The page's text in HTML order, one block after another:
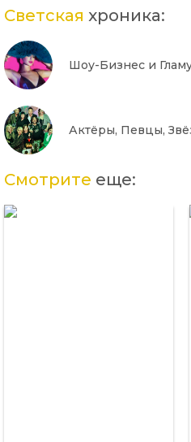
Светская хроника:
Шоу-Бизнес и
Актёры, Певцы,
Смотрите еще: